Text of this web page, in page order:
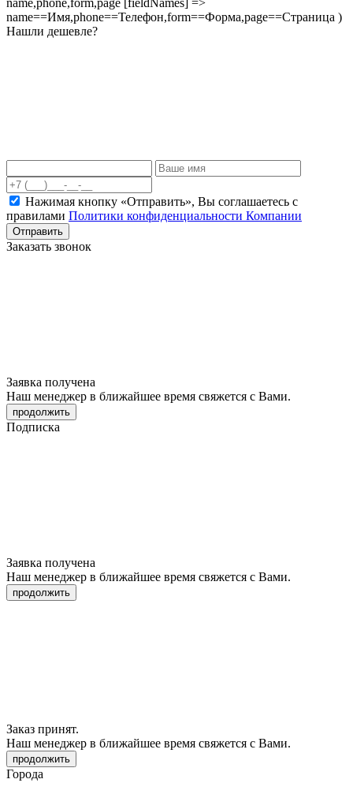
name,phone,form,page [fieldNames] =>
name==Имя,phone==Телефон,form==Форма,page==Страница )
Нашли дешевле?
Нажимая кнопку «Отправить», Вы соглашаетесь c
правилами Политики конфиденциальности Компании
Отправить
Заказать звонок
Заявка получена
Наш менеджер в ближайшее время свяжется с Вами.
продолжить
Подписка
Заявка получена
Наш менеджер в ближайшее время свяжется с Вами.
продолжить
Заказ принят.
Наш менеджер в ближайшее время свяжется с Вами.
продолжить
Города